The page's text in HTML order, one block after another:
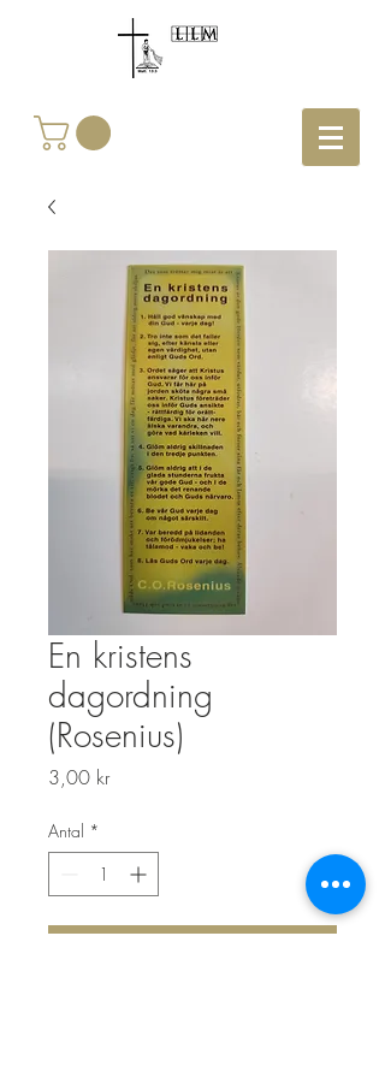
En kristens
dagordning
(Rosenius)
3,00 krPris
Antal *